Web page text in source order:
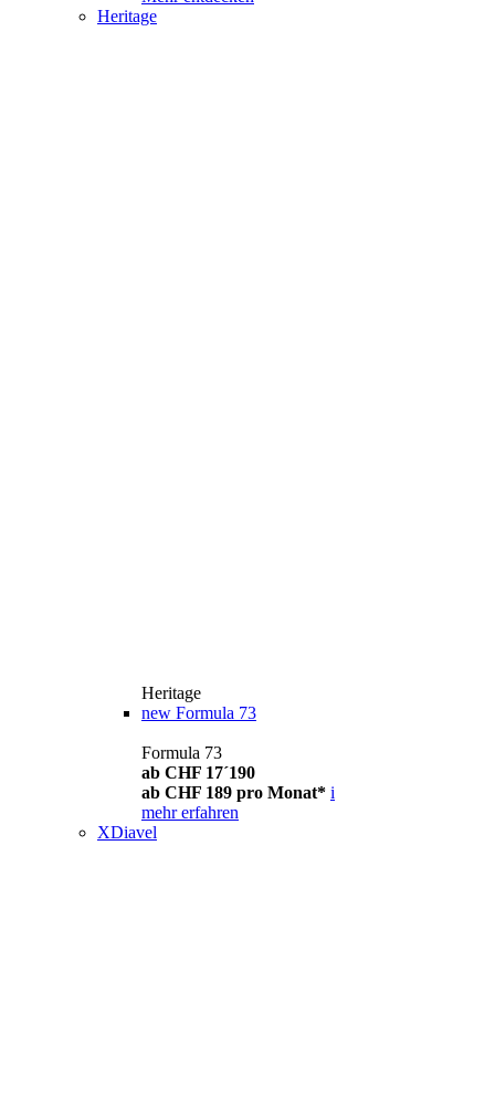
Heritage
Heritage
new Formula 73
Formula 73
ab CHF 17´190
ab CHF 189 pro Monat* i
mehr erfahren
XDiavel